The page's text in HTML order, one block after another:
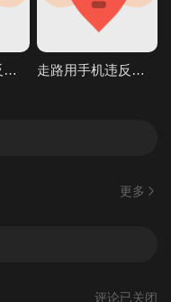
走路用手机违反条例发现到就问答无用马上无套抽插中出TheMotionAnimed_177879 走路用手机违反条例发现到就问答无用马上无套抽插中出TheMotionAnimed_177879
更多
评论已关闭